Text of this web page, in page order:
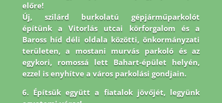
előre!
Új, szilárd burkolatú gépjárműparkolót
építünk a Vitorlás utcai körforgalom és a
Baross híd déli oldala közötti, önkormányzati
területen, a mostani murvás parkoló és az
egykori, romossá lett Bahart-épület helyén,
ezzel is enyhítve a város parkolási gondjain.
6. Építsük együtt a fiatalok jövőjét, legyünk